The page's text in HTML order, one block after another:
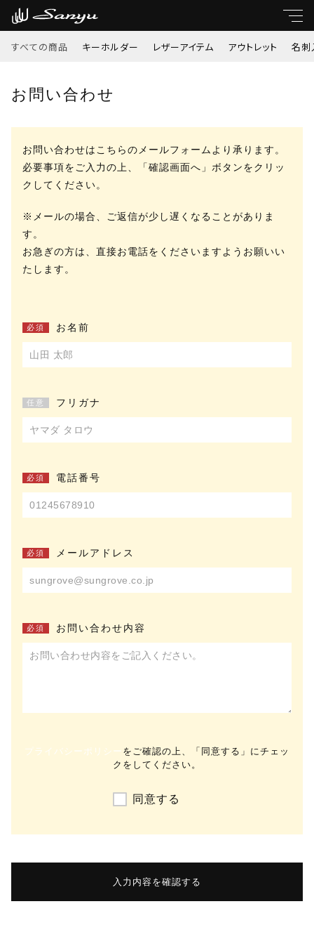
すべての商品 キーホルダー レザーアイテム アウトレット 名刺
お問い合わせ
お問い合わせはこちらのメールフォームより承ります。
必要事項をご入力の上、「確認画面へ」ボタンをクリッ
クしてください。
※メールの場合、ご返信が少し遅くなることがありま
す。
お急ぎの方は、直接お電話をくださいますようお願いい
たします。
必須 お名前
任意 フリガナ
必須 電話番号
必須 メールアドレス
必須 お問い合わせ内容
プライバシーポリシー をご確認の上、「同意する」にチェッ
クをしてください。
同意する
入力内容を確認する
レザーアイテム
アウトレット
名刺入れ・定期入れ
子カテゴリ
価格帯
在庫あり